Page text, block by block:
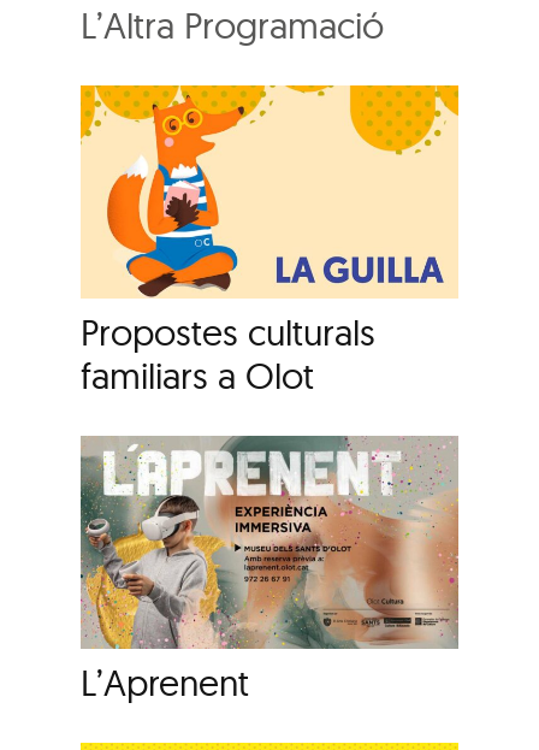
L’Altra Programació
Propostes culturals
familiars a Olot
L’Aprenent